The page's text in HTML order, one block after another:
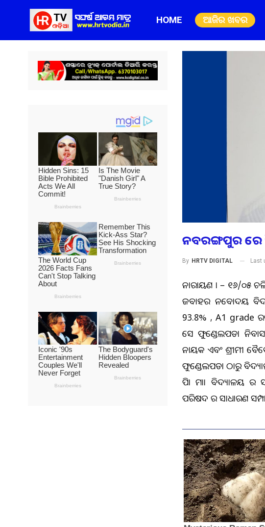
HOME ଆଜିର ଖବର
ନବରଙ୍ଗପୁର ରେ
By HRTV DIGITAL Last
ନାରାୟଣ ତା – ୧୬/୦୫
ଜବାହର ନବୋଦୟ
93.8% , A1 grade
ସେ ଫୁଣ୍ଡେଲପଡା
ନାୟକ ଏବଂ ଶ୍ରୀମତୀ
ଫୁଣ୍ଡେଲପଡା ଠାରୁ
ପିତା ମାତା ବିଦ୍ୟାଳୟ
ପରିଷଦ ର ସାଧାରଣ